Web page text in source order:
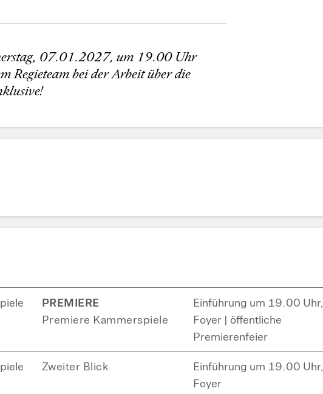
07.01.2027, um 19.00 Uhr
Regieteam bei der Arbeit über die
PREMIERE
Premiere Kammerspiele
Einführung um 19.00 Uhr,
Foyer | öffentliche
Premierenfeier
Zweiter Blick
Einführung um 19.00 Uhr,
Foyer